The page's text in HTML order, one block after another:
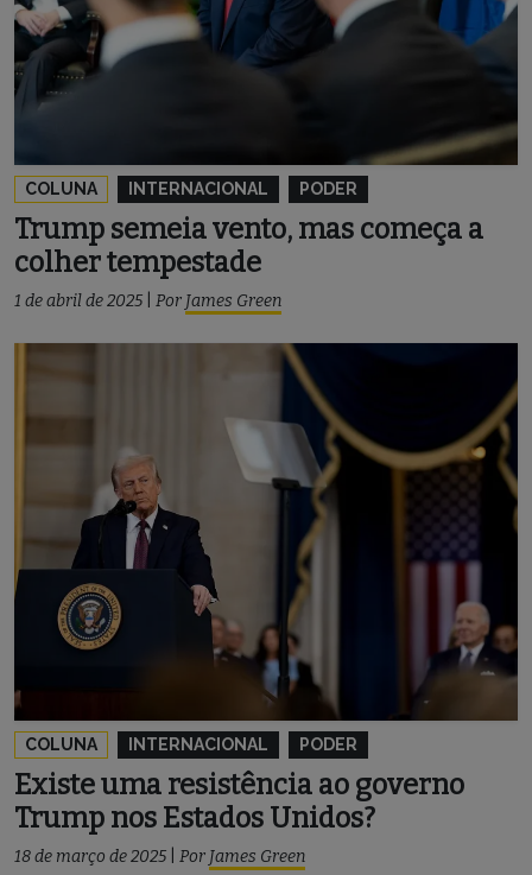
COLUNA INTERNACIONAL PODER
Trump semeia vento, mas começa a
colher tempestade
1 de abril de 2025 Por James Green
COLUNA INTERNACIONAL PODER
Existe uma resistência ao governo
Trump nos Estados Unidos?
18 de março de 2025 Por James Green